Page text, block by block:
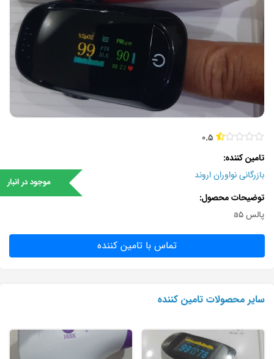
0.5
موجود در انبار
تامین کننده
بازرگانی نواوران اروند
توضیحات محصول
پالس a5
تماس با تامین کننده
سایر محصولات تامین کننده